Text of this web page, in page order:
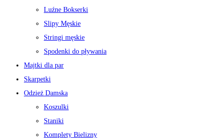
Luźne Bokserki
Slipy Męskie
Stringi męskie
Spodenki do pływania
Majtki dla par
Skarpetki
Odzież Damska
Koszulki
Staniki
Komplety Bielizny